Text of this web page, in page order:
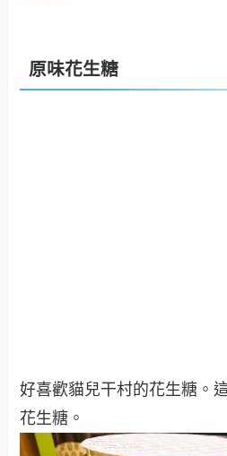
原味花生糖
好喜歡貓兒干村的花生糖。
花生糖。